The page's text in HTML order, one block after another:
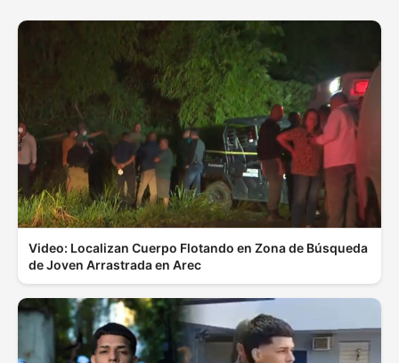
Video: Localizan Cuerpo Flotando en Zona de Búsqueda
de Joven Arrastrada en Arec